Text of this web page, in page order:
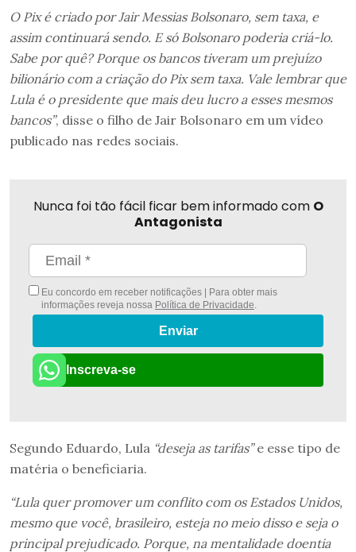
O Pix é criado por Jair Messias Bolsonaro, sem taxa, e
assim continuará sendo. E só Bolsonaro poderia criá-lo.
Sabe por quê? Porque os bancos tiveram um prejuízo
bilionário com a criação do Pix sem taxa. Vale lembrar que
Lula é o presidente que mais deu lucro a esses mesmos
bancos”, disse o filho de Jair Bolsonaro em um vídeo
publicado nas redes sociais.
Nunca foi tão fácil ficar bem informado com O
Antagonista
Eu concordo em receber notificações | Para obter mais
informações reveja nossa Política de Privacidade.
Enviar
Inscreva-se
Segundo Eduardo, Lula “deseja as tarifas”e esse tipo de
matéria o beneficiaria.
“Lula quer promover um conflito com os Estados Unidos,
mesmo que você, brasileiro, esteja no meio disso e seja o
principal prejudicado. Porque, na mentalidade doentia